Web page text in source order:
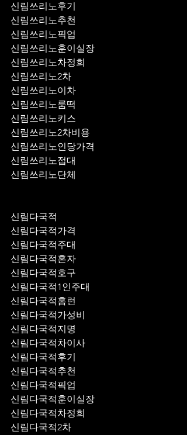
신림쓰리노후기
신림쓰리노추천
신림쓰리노훈이실장
신림쓰리노차정희
신림쓰리노2차
신림쓰리노이차
신림쓰리노룸떡
신림쓰리노키스
신림쓰리노2차비용
신림쓰리노인당가격
신림쓰리노접대
신림쓰리노단체
신림다국적
신림다국적가격
신림다국적주대
신림다국적혼자
신림다국적호구
신림다국적1인주대
신림다국적홈런
신림다국적가성비
신림다국적지명
신림다국적차이사
신림다국적후기
신림다국적추천
신림다국적훈이실장
신림다국적차정희
신림다국적2차